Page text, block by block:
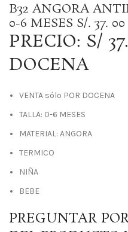
B32 ANGORA
0-6 MESES S/. 37.
PRECIO: S/
DOCENA
VENTA sólo POR DOCENA
TALLA: 0-6 MESES
MATERIAL: ANGORA
TERMICO
NIÑA
BEBE
PREGUNTAR